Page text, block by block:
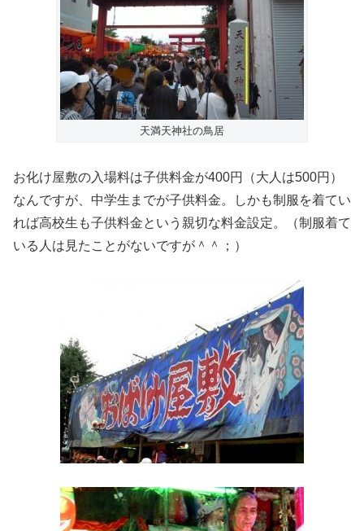
天満天神社の鳥居
お化け屋敷の入場料は子供料金が400円（大人は500円）
なんですが、中学生までが子供料金。しかも制服を着てい
れば高校生も子供料金という親切な料金設定。（制服着て
いる人は見たことがないですが＾＾；）